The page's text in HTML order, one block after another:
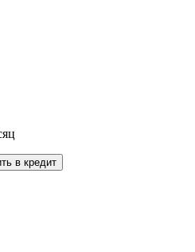
в кредит